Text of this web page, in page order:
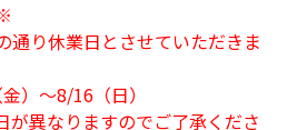
通り休業日とさせていただきま
）～8/16（日）
が異なりますのでご了承くださ